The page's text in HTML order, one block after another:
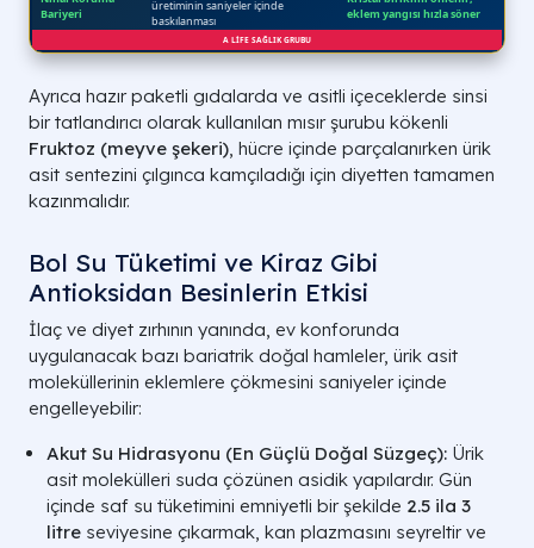
Ayrıca hazır paketli gıdalarda ve asitli içeceklerde sinsi
bir tatlandırıcı olarak kullanılan mısır şurubu kökenli
Fruktoz (meyve şekeri), hücre içinde parçalanırken ürik
asit sentezini çılgınca kamçıladığı için diyetten tamamen
kazınmalıdır.
Bol Su Tüketimi ve Kiraz Gibi
Antioksidan Besinlerin Etkisi
İlaç ve diyet zırhının yanında, ev konforunda
uygulanacak bazı bariatrik doğal hamleler, ürik asit
moleküllerinin eklemlere çökmesini saniyeler içinde
engelleyebilir:
Akut Su Hidrasyonu (En Güçlü Doğal Süzgeç): Ürik
asit molekülleri suda çözünen asidik yapılardır. Gün
içinde saf su tüketimini emniyetli bir şekilde 2.5 ila 3
litre seviyesine çıkarmak, kan plazmasını seyreltir ve